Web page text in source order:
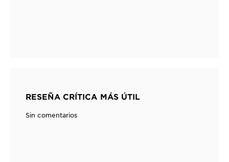
RESEÑA CRÍTICA MÁS ÚTIL
Sin comentarios